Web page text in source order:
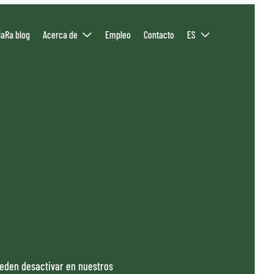
blog Acerca de Empleo Contacto ES
desactivar en nuestros